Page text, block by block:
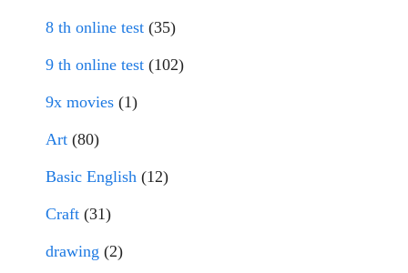
8 th online test (35)
9 th online test (102)
9x movies (1)
Art (80)
Basic English (12)
Craft (31)
drawing (2)